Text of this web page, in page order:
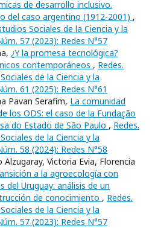
de desarrollo inclusivo.
del caso argentino (1912-2001) ,
Sociales de la Ciencia y la
57 (2023): Redes N°57
¿Y la promesa tecnológica?
contemporáneos , Redes.
de la Ciencia y la
61 (2025): Redes N°61
Pavan Serafim, La comunidad
los ODS: el caso de la Fundação
do Estado de São Paulo , Redes.
de la Ciencia y la
58 (2024): Redes N°58
Alzugaray, Victoria Evia, Florencia
a la agroecología con
del Uruguay: análisis de un
de conocimiento , Redes.
de la Ciencia y la
57 (2023): Redes N°57